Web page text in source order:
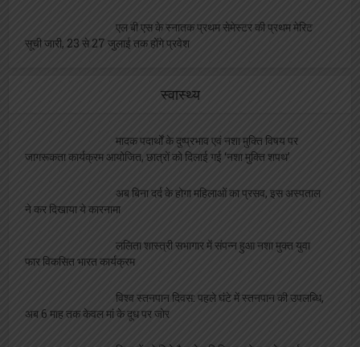
एल बी एस के स्नातक प्रथम सेमेस्टर की प्रथम मेरिट
सूची जारी, 23 से 27 जुलाई तक होंगे प्रवेश
स्वास्थ्य
मादक पदार्थों के दुष्प्रभाव एवं नशा मुक्ति विषय पर
जागरूकता कार्यक्रम आयोजित, छात्रों को दिलाई गई ‘नशा मुक्ति शपथ’
अब बिना दर्द के होगा महिलाओं का प्रसव, इस अस्पताल
ने कर दिखाया ये कारनामा
ललिता शास्त्री सभागार में संपन्न हुआ नशा मुक्त युवा
फार विकसित भारत कार्यक्रम
विश्व स्तनपान दिवस: पहले घंटे में स्तनपान की उपलब्धि,
अब 6 माह तक केवल मां के दूध पर जोर